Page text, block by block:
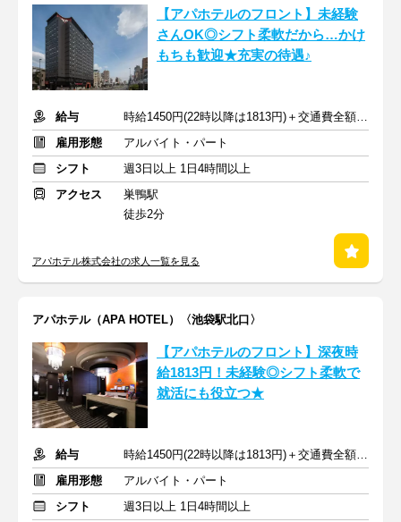
【アパホテルのフロント】未経験
さんOK◎シフト柔軟だから…かけ
もちも歓迎★充実の待遇♪
給与
時給1450円(22時以降は1813円)＋交通費全額支給
雇用形態
アルバイト・パート
シフト
週3日以上 1日4時間以上
アクセス
巣鴨駅
徒歩2分
アパホテル株式会社の求人一覧を見る
アパホテル（APA HOTEL）〈池袋駅北口〉
【アパホテルのフロント】深夜時
給1813円！未経験◎シフト柔軟で
就活にも役立つ★
給与
時給1450円(22時以降は1813円)＋交通費全額支給
雇用形態
アルバイト・パート
シフト
週3日以上 1日4時間以上